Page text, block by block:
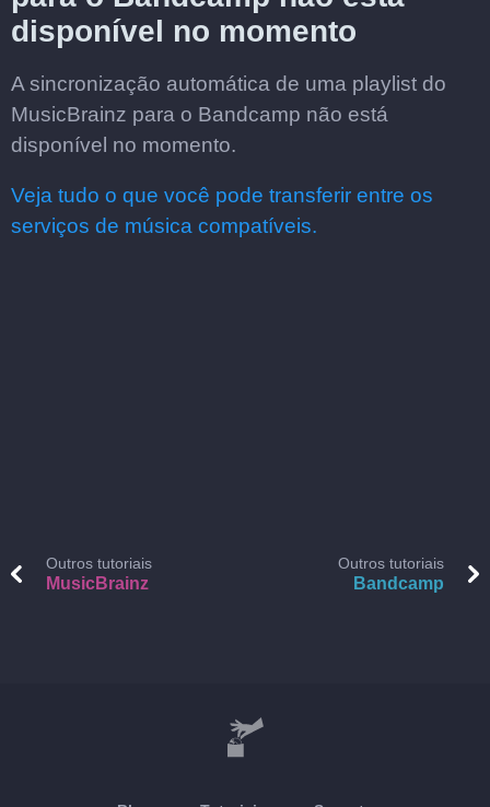
disponível no momento
A sincronização automática de uma playlist do
MusicBrainz para o Bandcamp não está
disponível no momento.
Veja tudo o que você pode transferir entre os
serviços de música compatíveis.
Outros tutoriais
MusicBrainz
Outros tutoriais
Bandcamp